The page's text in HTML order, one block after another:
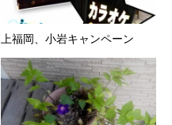
上福岡、小岩キャンペーン